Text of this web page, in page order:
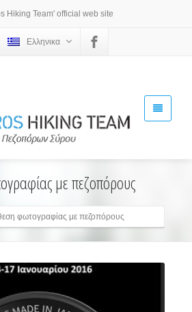
Hiking Team' official web site
Ελληνικα
με πεζοπόρους
φωτογραφίας με πεζοπόρους